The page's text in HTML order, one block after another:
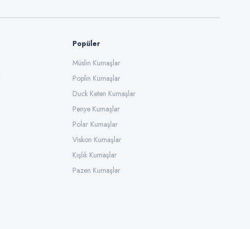
Popüler
Müslin Kumaşlar
Poplin Kumaşlar
Duck Keten Kumaşlar
Penye Kumaşlar
Polar Kumaşlar
Viskon Kumaşlar
Kışlık Kumaşlar
Pazen Kumaşlar